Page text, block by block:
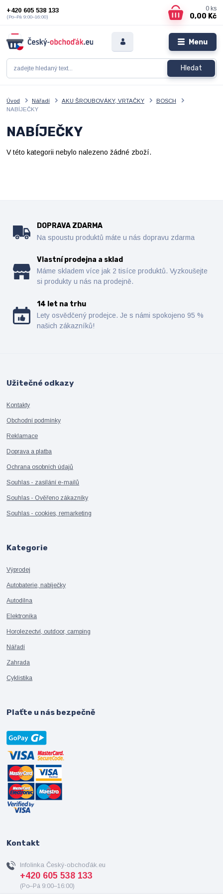
Menu
Hledat
+420 605 538 133
(Po–Pá 9:00–16:00)
0 ks
0,00 Kč
Úvod Nářadí AKU ŠROUBOVÁKY, VRTAČKY
BOSCH
NABÍJEČKY
NABÍJEČKY
V této kategorii nebylo nalezeno žádné zboží.
DOPRAVA ZDARMA
Na spoustu produktů máte u nás dopravu zdarma
Vlastní prodejna a sklad
Máme skladem více jak 2 tisíce produktů. Vyzkoušejte
si produkty u nás na prodejně.
14 let na trhu
Lety osvědčený prodejce. Je s námi spokojeno 95 %
našich zákazníků!
Užitečné odkazy
Kontakty
Obchodní podmínky
Reklamace
Doprava a platba
Ochrana osobních údajů
Souhlas - zasílání e-mailů
Souhlas - Ověřeno zákazníky
Souhlas - cookies, remarketing
Kategorie
Výprodej
Autobaterie, nabíječky
Autodílna
Elektronika
Horolezectví, outdoor, camping
Nářadí
Zahrada
Cyklistika
Plaťte u nás bezpečně
Kontakt
Infolinka Český-obchoďák.eu
+420 605 538 133
(Po–Pá 9:00–16:00)